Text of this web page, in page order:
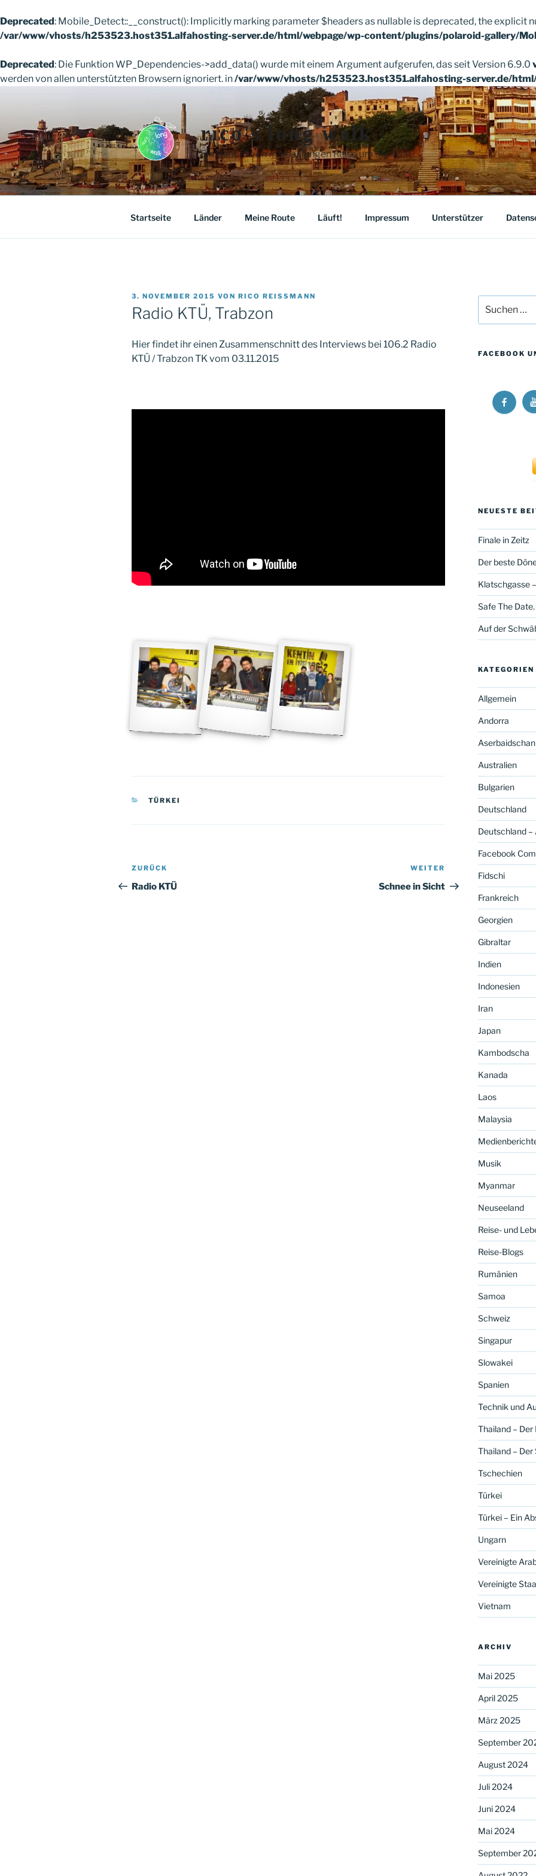
Deprecated: Mobile_Detect::__construct(): Implicitly marking parameter $headers as nullable is deprecated, the explicit
/var/www/vhosts/h253523.host351.alfahosting-server.de/html/webpage/wp-content/plugins/polaroid-gallery/
Deprecated: Die Funktion WP_Dependencies->add_data() wurde mit einem Argument aufgerufen, das seit Version 6.9.0
werden von allen unterstützten Browsern ignoriert. in/var/www/vhosts/h253523.host351.alfahosting-server.de/
rico's long walk
Ein Bericht von meiner langen Reise um die Welt
Startseite Länder Meine Route Läuft! Impressum Unterstützer
VERÖFFENTLICHT
AM
3. NOVEMBER 2015 VON RICO REISSMANN
Radio KTÜ, Trabzon
Hier findet ihr einen Zusammenschnitt des Interviews bei 106.2 Radio
KTÜ / Trabzon TK vom 03.11.2015
KATEGORIEN
TÜRKEI
Beitragsnavigation
Vorheriger
Beitrag
ZURÜCK
Radio KTÜ
Nächster
Beitrag
WEITER
Schnee in Sicht
nach:
FACEBOOK
Ricos
Long
NEUESTE
Finale in Zeitz
Der beste
Klatschgasse
Safe The
Auf der
KATEGORIEN
Allgemein
Andorra
Aserbaidschan
Australien
Bulgarien
Deutschland
Deutschland –
Facebook
Fidschi
Frankreich
Georgien
Gibraltar
Indien
Indonesien
Iran
Japan
Kambodscha
Kanada
Laos
Malaysia
Musik
Myanmar
Neuseeland
Reise- und
Reise-Blogs
Rumänien
Samoa
Schweiz
Singapur
Slowakei
Spanien
Technik und
Thailand – Der
Thailand – Der
Tschechien
Türkei
Türkei – Ein
Ungarn
Vereinigte
Vereinigte
Vietnam
ARCHIV
Mai 2025
April 2025
März 2025
September
August 2024
Juli 2024
Juni 2024
Mai 2024
September